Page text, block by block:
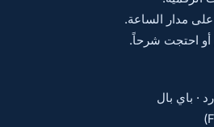
مدار الساعة.
أو احتجت شرحاً.
· باي بال